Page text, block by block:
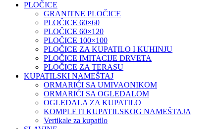
PLOČICE
GRANITNE PLOČICE
PLOČICE 60×60
PLOČICE 60×120
PLOČICE 100×100
PLOČICE ZA KUPATILO I KUHINJU
PLOČICE IMITACIJE DRVETA
PLOČICE ZA TERASU
KUPATILSKI NAMEŠTAJ
ORMARIĆI SA UMIVAONIKOM
ORMARIĆI SA OGLEDALOM
OGLEDALA ZA KUPATILO
KOMPLETI KUPATILSKOG NAMEŠTAJA
Vertikale za kupatilo